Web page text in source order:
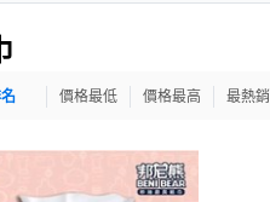
價格最低 價格最高 最熱銷